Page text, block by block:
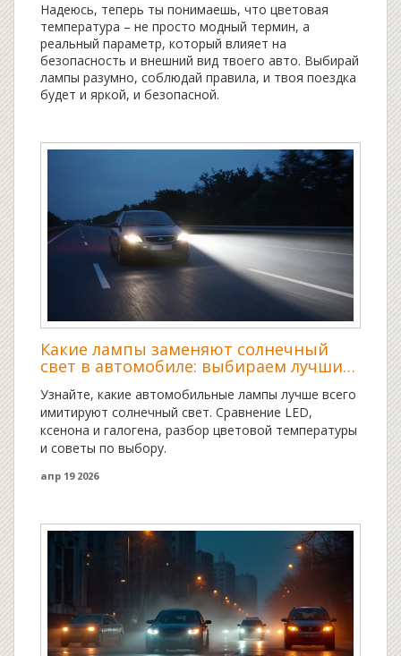
Надеюсь, теперь ты понимаешь, что цветовая
температура – не просто модный термин, а
реальный параметр, который влияет на
безопасность и внешний вид твоего авто. Выбирай
лампы разумно, соблюдай правила, и твоя поездка
будет и яркой, и безопасной.
Какие лампы заменяют солнечный
свет в автомобиле: выбираем лучший
Узнайте, какие автомобильные лампы лучше всего
имитируют солнечный свет. Сравнение LED,
ксенона и галогена, разбор цветовой температуры
и советы по выбору.
апр 19 2026